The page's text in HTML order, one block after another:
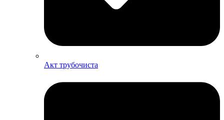
Акт трубочиста